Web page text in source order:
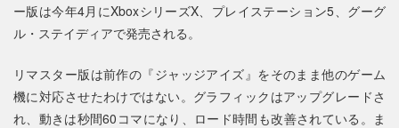
ー版は今年4月にXboxシリーズX、プレイステーション5、グーグ
ル・ステイディアで発売される。
リマスター版は前作の『ジャッジアイズ』をそのまま他のゲーム
機に対応させたわけではない。グラフィックはアップグレードさ
れ、動きは秒間60コマになり、ロード時間も改善されている。ま